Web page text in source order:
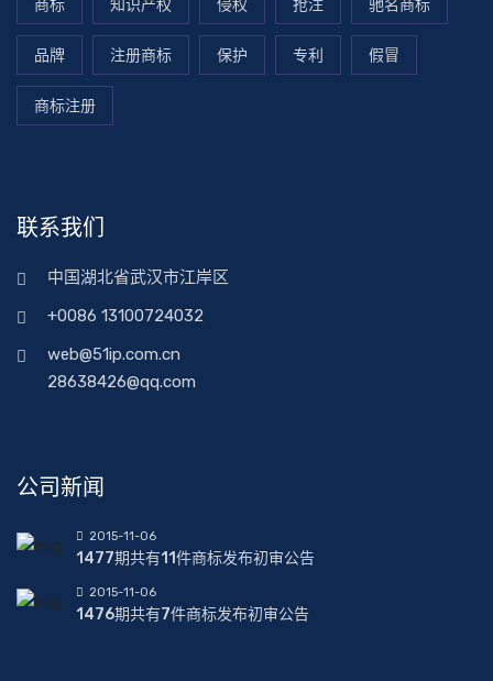
商标 知识产权 侵权 抢注 驰名商标
品牌 注册商标 保护 专利 假冒
商标注册
联系我们
中国湖北省武汉市江岸区
+0086 13100724032
web@51ip.com.cn
28638426@qq.com
公司新闻
2015-11-06
1477期共有11件商标发布初审公告
2015-11-06
1476期共有7件商标发布初审公告